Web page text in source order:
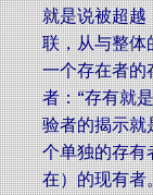
就是说被超越
联，从与整体
一个存在者的
者：“存有就
验者的揭示就
个单独的存有
在）的现有者